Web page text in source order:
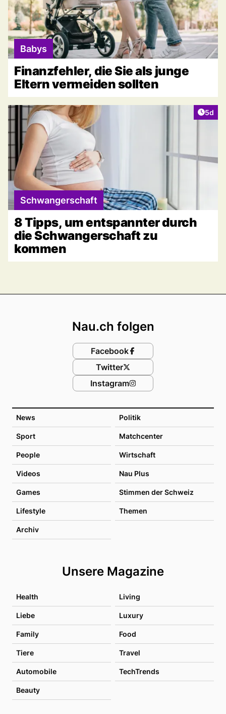
Babys
Finanzfehler, die Sie als junge
Eltern vermeiden sollten
5d
Schwangerschaft
8 Tipps, um entspannter durch
die Schwangerschaft zu
kommen
News Politik
Sport Matchcenter
People Wirtschaft
Videos Nau Plus
Games Stimmen der Schweiz
Lifestyle Themen
Archiv
Unsere Magazine
Health Living
Liebe Luxury
Family Food
Tiere Travel
Automobile TechTrends
Beauty
Nau.ch folgen
Facebook
Twitter
Instagram